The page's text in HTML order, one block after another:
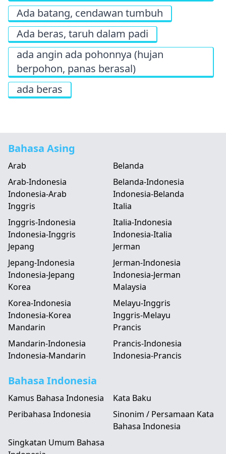
Ada batang, cendawan tumbuh
Ada beras, taruh dalam padi
ada angin ada pohonnya (hujan
berpohon, panas berasal)
ada beras
Bahasa Asing
Arab
Arab-Indonesia
Indonesia-Arab
Belanda
Belanda-Indonesia
Indonesia-Belanda
Inggris
Inggris-Indonesia
Indonesia-Inggris
Italia
Italia-Indonesia
Indonesia-Italia
Jepang
Jepang-Indonesia
Indonesia-Jepang
Jerman
Jerman-Indonesia
Indonesia-Jerman
Korea
Korea-Indonesia
Indonesia-Korea
Malaysia
Melayu-Inggris
Inggris-Melayu
Mandarin
Mandarin-Indonesia
Indonesia-Mandarin
Prancis
Prancis-Indonesia
Indonesia-Prancis
Bahasa Indonesia
Kamus Bahasa Indonesia
Kata Baku
Peribahasa Indonesia
Sinonim / Persamaan Kata
Bahasa Indonesia
Singkatan Umum Bahasa